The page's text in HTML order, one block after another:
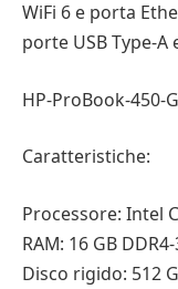
WiFi 6 e porta
porte USB Type-
HP-ProBook-450-
Caratteristiche:
Processore: Intel
RAM: 16 GB
Disco rigido: 512